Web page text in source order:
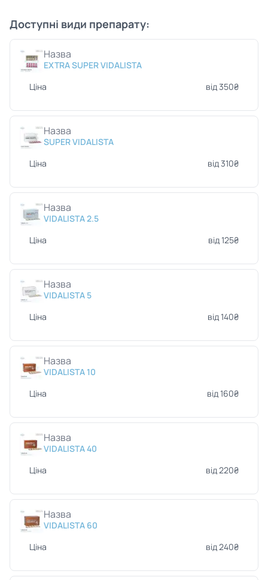
Доступні види препарату:
Назва
EXTRA SUPER VIDALISTA
Ціна
від 350₴
Назва
SUPER VIDALISTA
Ціна
від 310₴
Назва
VIDALISTA 2.5
Ціна
від 125₴
Назва
VIDALISTA 5
Ціна
від 140₴
Назва
VIDALISTA 10
Ціна
від 160₴
Назва
VIDALISTA 40
Ціна
від 220₴
Назва
VIDALISTA 60
Ціна
від 240₴